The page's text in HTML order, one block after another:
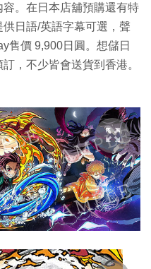
。在日本店舖預購還有特
日語/英語字幕可選，聲
售價 9,900日圓。想儲日
，不少皆會送貨到香港。